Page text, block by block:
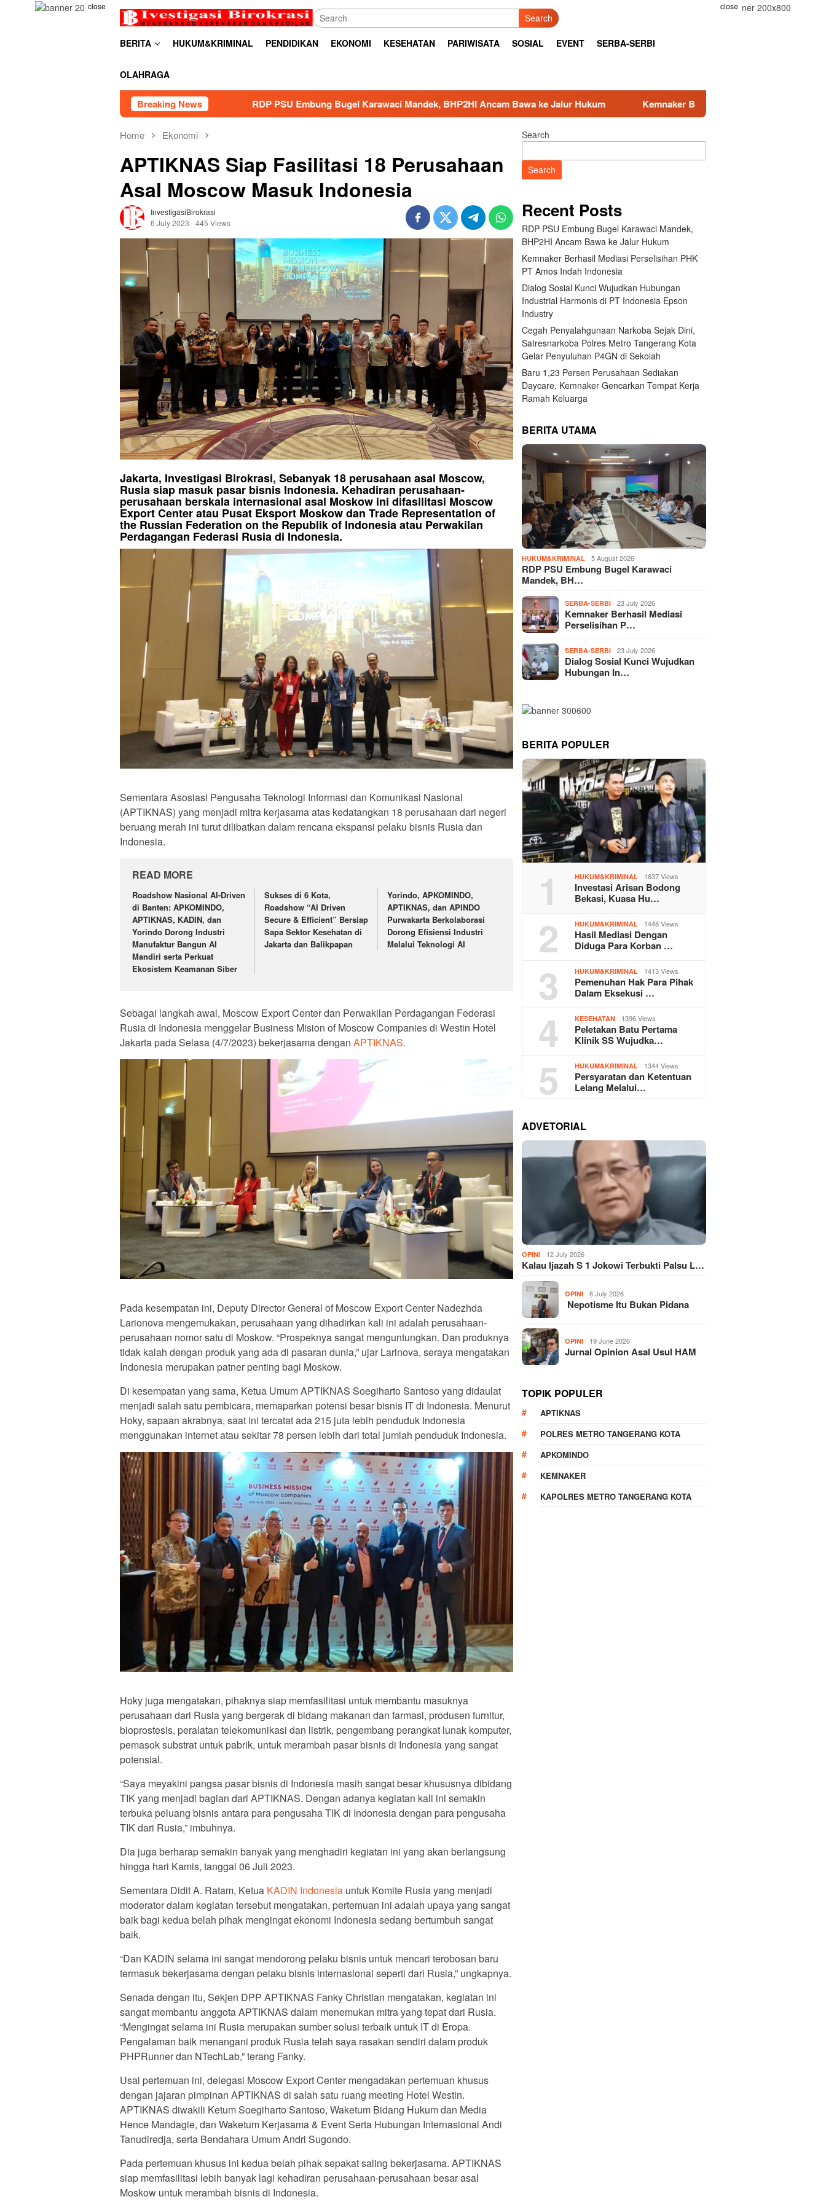
close close
Search
BERITA HUKUM&KRIMINAL PENDIDIKAN EKONOMI KESEHATAN PARIWISATA SOSIAL EVENT SERBA-SERBI
OLAHRAGA
Breaking News
RDP PSU Embung Bugel Karawaci Mandek, BHP2HI Ancam Bawa ke Jalur Hukum Kemnaker Berhasil Mediasi Perselisihan PHK PT Amos Indah
Home Ekonomi
APTIKNAS Siap Fasilitasi 18 Perusahaan
Asal Moscow Masuk Indonesia
InvestigasiBirokrasi
6 July 2023
445 Views
Jakarta, Investigasi Birokrasi, Sebanyak 18 perusahaan asal Moscow,
Rusia siap masuk pasar bisnis Indonesia. Kehadiran perusahaan-
perusahaan berskala internasional asal Moskow ini difasilitasi Moscow
Export Center atau Pusat Eksport Moskow dan Trade Representation of
the Russian Federation on the Republik of Indonesia atau Perwakilan
Perdagangan Federasi Rusia di Indonesia.
Sementara Asosiasi Pengusaha Teknologi Informasi dan Komunikasi Nasional
(APTIKNAS) yang menjadi mitra kerjasama atas kedatangkan 18 perusahaan dari negeri
beruang merah ini turut dilibatkan dalam rencana ekspansi pelaku bisnis Rusia dan
Indonesia.
READ MORE
Roadshow Nasional AI-Driven
di Banten: APKOMINDO,
APTIKNAS, KADIN, dan
Yorindo Dorong Industri
Manufaktur Bangun AI
Mandiri serta Perkuat
Ekosistem Keamanan Siber
Sukses di 6 Kota,
Roadshow “AI Driven
Secure & Efficient” Bersiap
Sapa Sektor Kesehatan di
Jakarta dan Balikpapan
Yorindo, APKOMINDO,
APTIKNAS, dan APINDO
Purwakarta Berkolaborasi
Dorong Efisiensi Industri
Melalui Teknologi AI
Sebagai langkah awal, Moscow Export Center dan Perwakilan Perdagangan Federasi
Rusia di Indonesia menggelar Business Mision of Moscow Companies di Westin Hotel
Jakarta pada Selasa (4/7/2023) bekerjasama dengan APTIKNAS.
Pada kesempatan ini, Deputy Director General of Moscow Export Center Nadezhda
Larionova mengemukakan, perusahaan yang dihadirkan kali ini adalah perusahaan-
perusahaan nomor satu di Moskow. “Prospeknya sangat menguntungkan. Dan produknya
tidak kalah dengan produk yang ada di pasaran dunia,” ujar Larinova, seraya mengatakan
Indonesia merupakan patner penting bagi Moskow.
Di kesempatan yang sama, Ketua Umum APTIKNAS Soegiharto Santoso yang didaulat
menjadi salah satu pembicara, memaparkan potensi besar bisnis IT di Indonesia. Menurut
Hoky, sapaan akrabnya, saat ini tercatat ada 215 juta lebih penduduk Indonesia
menggunakan internet atau sekitar 78 persen lebih dari total jumlah penduduk Indonesia.
Hoky juga mengatakan, pihaknya siap memfasilitasi untuk membantu masuknya
perusahaan dari Rusia yang bergerak di bidang makanan dan farmasi, produsen furnitur,
bioprostesis, peralatan telekomunikasi dan listrik, pengembang perangkat lunak komputer,
pemasok substrat untuk pabrik, untuk merambah pasar bisnis di Indonesia yang sangat
potensial.
“Saya meyakini pangsa pasar bisnis di Indonesia masih sangat besar khususnya dibidang
TIK yang menjadi bagian dari APTIKNAS. Dengan adanya kegiatan kali ini semakin
terbuka peluang bisnis antara para pengusaha TIK di Indonesia dengan para pengusaha
TIK dari Rusia,” imbuhnya.
Dia juga berharap semakin banyak yang menghadiri kegiatan ini yang akan berlangsung
hingga hari Kamis, tanggal 06 Juli 2023.
Sementara Didit A. Ratam, Ketua KADIN Indonesia untuk Komite Rusia yang menjadi
moderator dalam kegiatan tersebut mengatakan, pertemuan ini adalah upaya yang sangat
baik bagi kedua belah pihak mengingat ekonomi Indonesia sedang bertumbuh sangat
baik.
“Dan KADIN selama ini sangat mendorong pelaku bisnis untuk mencari terobosan baru
termasuk bekerjasama dengan pelaku bisnis internasional seperti dari Rusia,” ungkapnya.
Senada dengan itu, Sekjen DPP APTIKNAS Fanky Christian mengatakan, kegiatan ini
sangat membantu anggota APTIKNAS dalam menemukan mitra yang tepat dari Rusia.
“Mengingat selama ini Rusia merupakan sumber solusi terbaik untuk IT di Eropa.
Pengalaman baik menangani produk Rusia telah saya rasakan sendiri dalam produk
PHPRunner dan NTechLab,” terang Fanky.
Usai pertemuan ini, delegasi Moscow Export Center mengadakan pertemuan khusus
dengan jajaran pimpinan APTIKNAS di salah satu ruang meeting Hotel Westin.
APTIKNAS diwakili Ketum Soegiharto Santoso, Waketum Bidang Hukum dan Media
Hence Mandagie, dan Waketum Kerjasama & Event Serta Hubungan Internasional Andi
Tanudiredja, serta Bendahara Umum Andri Sugondo.
Pada pertemuan khusus ini kedua belah pihak sepakat saling bekerjasama. APTIKNAS
siap memfasilitasi lebih banyak lagi kehadiran perusahaan-perusahaan besar asal
Moskow untuk merambah bisnis di Indonesia.
Search
Search
Recent Posts
RDP PSU Embung Bugel Karawaci Mandek,
BHP2HI Ancam Bawa ke Jalur Hukum
Kemnaker Berhasil Mediasi Perselisihan PHK
PT Amos Indah Indonesia
Dialog Sosial Kunci Wujudkan Hubungan
Industrial Harmonis di PT Indonesia Epson
Industry
Cegah Penyalahgunaan Narkoba Sejak Dini,
Satresnarkoba Polres Metro Tangerang Kota
Gelar Penyuluhan P4GN di Sekolah
Baru 1,23 Persen Perusahaan Sediakan
Daycare, Kemnaker Gencarkan Tempat Kerja
Ramah Keluarga
BERITA UTAMA
HUKUM&KRIMINAL 5 August 2026
RDP PSU Embung Bugel Karawaci
Mandek, BH…
SERBA-SERBI 23 July 2026
Kemnaker Berhasil Mediasi
Perselisihan P…
SERBA-SERBI 23 July 2026
Dialog Sosial Kunci Wujudkan
Hubungan In…
BERITA POPULER
1 HUKUM&KRIMINAL 1637 Views
Investasi Arisan Bodong
Bekasi, Kuasa Hu…
2 HUKUM&KRIMINAL 1448 Views
Hasil Mediasi Dengan
Diduga Para Korban …
3 HUKUM&KRIMINAL 1413 Views
Pemenuhan Hak Para Pihak
Dalam Eksekusi …
4 KESEHATAN 1396 Views
Peletakan Batu Pertama
Klinik SS Wujudka…
5 HUKUM&KRIMINAL 1344 Views
Persyaratan dan Ketentuan
Lelang Melalui…
ADVETORIAL
OPINI 12 July 2026
Kalau Ijazah S 1 Jokowi Terbukti Palsu L…
OPINI 6 July 2026
Nepotisme Itu Bukan Pidana
OPINI 19 June 2026
Jurnal Opinion Asal Usul HAM
TOPIK POPULER
APTIKNAS
POLRES METRO TANGERANG KOTA
APKOMINDO
KEMNAKER
KAPOLRES METRO TANGERANG KOTA